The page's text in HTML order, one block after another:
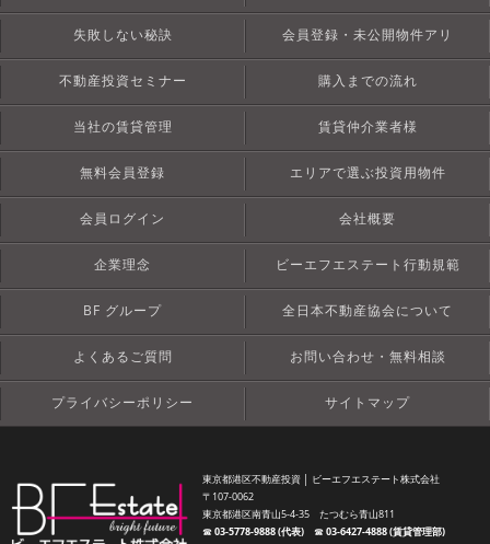
失敗しない秘訣 会員登録・未公開物件アリ
不動産投資セミナー 購入までの流れ
当社の賃貸管理 賃貸仲介業者様
無料会員登録 エリアで選ぶ投資用物件
会員ログイン 会社概要
企業理念 ビーエフエステート行動規範
BF グループ 全日本不動産協会について
よくあるご質問 お問い合わせ・無料相談
プライバシーポリシー サイトマップ
東京都港区不動産投資 │ ビーエフエステート株式会社
〒107-0062
東京都港区南青山5-4-35 たつむら青山811
☎︎03-5778-9888 (代表)☎︎03-6427-4888 (賃貸管理部)